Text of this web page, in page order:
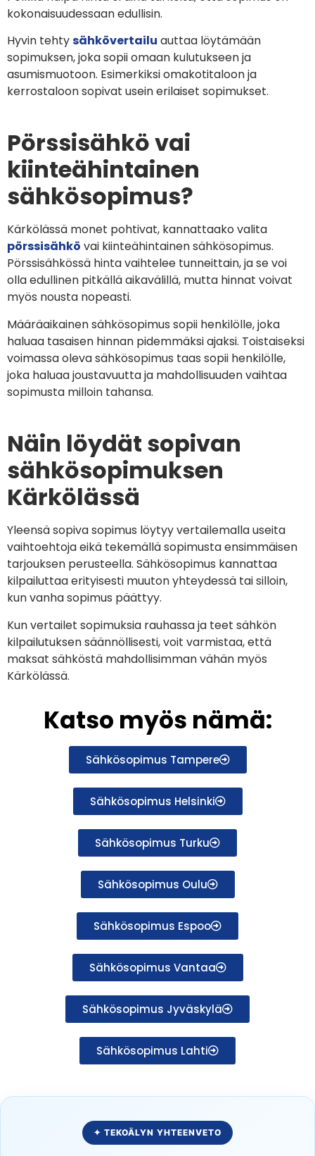
kokonaisuudessaan edullisin.
Hyvin tehtysähkövertailu auttaa löytämään
sopimuksen, joka sopii omaan kulutukseen ja
asumismuotoon. Esimerkiksi omakotitaloon ja
kerrostaloon sopivat usein erilaiset sopimukset.
Pörssisähkö vai
kiinteähintainen
sähkösopimus?
Kärkölässä monet pohtivat, kannattaako valita
pörssisähkö vai kiinteähintainen sähkösopimus.
Pörssisähkössä hinta vaihtelee tunneittain, ja se voi
olla edullinen pitkällä aikavälillä, mutta hinnat voivat
myös nousta nopeasti.
Määräaikainen sähkösopimus sopii henkilölle, joka
haluaa tasaisen hinnan pidemmäksi ajaksi. Toistaiseksi
voimassa oleva sähkösopimus taas sopii henkilölle,
joka haluaa joustavuutta ja mahdollisuuden vaihtaa
sopimusta milloin tahansa.
Näin löydät sopivan
sähkösopimuksen
Kärkölässä
Yleensä sopiva sopimus löytyy vertailemalla useita
vaihtoehtoja eikä tekemällä sopimusta ensimmäisen
tarjouksen perusteella. Sähkösopimus kannattaa
kilpailuttaa erityisesti muuton yhteydessä tai silloin,
kun vanha sopimus päättyy.
Kun vertailet sopimuksia rauhassa ja teet sähkön
kilpailutuksen säännöllisesti, voit varmistaa, että
maksat sähköstä mahdollisimman vähän myös
Kärkölässä.
Katso myös nämä:
Sähkösopimus Tampere
Sähkösopimus Helsinki
Sähkösopimus Turku
Sähkösopimus Oulu
Sähkösopimus Espoo
Sähkösopimus Vantaa
Sähkösopimus Jyväskylä
Sähkösopimus Lahti
✦ TEKOÄLYN YHTEENVETO